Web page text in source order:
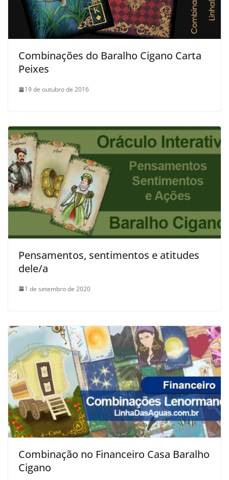
Combinações do Baralho Cigano Carta
Peixes
19 de outubro de 2016
Pensamentos, sentimentos e atitudes
dele/a
1 de setembro de 2020
Combinação no Financeiro Casa Baralho
Cigano